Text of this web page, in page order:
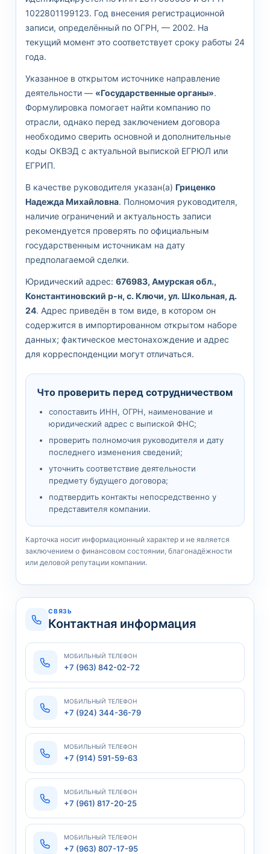
1022801199123. Год внесения регистрационной
записи, определённый по ОГРН, — 2002. На
текущий момент это соответствует сроку работы 24
года.
Указанное в открытом источнике направление
деятельности — «Государственные органы».
Формулировка помогает найти компанию по
отрасли, однако перед заключением договора
необходимо сверить основной и дополнительные
коды ОКВЭД с актуальной выпиской ЕГРЮЛ или
ЕГРИП.
В качестве руководителя указан(а) Гриценко
Надежда Михайловна. Полномочия руководителя,
наличие ограничений и актуальность записи
рекомендуется проверять по официальным
государственным источникам на дату
предполагаемой сделки.
Юридический адрес: 676983, Амурская обл.,
Константиновский р-н, с. Ключи, ул. Школьная, д.
24. Адрес приведён в том виде, в котором он
содержится в импортированном открытом наборе
данных; фактическое местонахождение и адрес
для корреспонденции могут отличаться.
Что проверить перед сотрудничеством
сопоставить ИНН, ОГРН, наименование и
юридический адрес с выпиской ФНС;
проверить полномочия руководителя и дату
последнего изменения сведений;
уточнить соответствие деятельности
предмету будущего договора;
подтвердить контакты непосредственно у
представителя компании.
Карточка носит информационный характер и не является
заключением о финансовом состоянии, благонадёжности
или деловой репутации компании.
СВЯЗЬ
Контактная информация
МОБИЛЬНЫЙ ТЕЛЕФОН
+7 (963) 842-02-72
МОБИЛЬНЫЙ ТЕЛЕФОН
+7 (924) 344-36-79
МОБИЛЬНЫЙ ТЕЛЕФОН
+7 (914) 591-59-63
МОБИЛЬНЫЙ ТЕЛЕФОН
+7 (961) 817-20-25
МОБИЛЬНЫЙ ТЕЛЕФОН
+7 (963) 807-17-95